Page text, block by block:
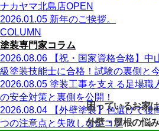
ナカヤマ北島店OPEN
2026.01.05 新年のご挨拶。
COLUMN
塗装専門家コラム
2026.08.06
【祝・国家資格合格】
級塗装技能士に合格！試験の裏側と
2026.08.05 塗装工事を支える足場職
の安全対策と裏側を公開！
2026.08.04
【外壁塗装】色選びで
つの注意点と失敗しないコツ
困っているお家
外壁・屋根の悩